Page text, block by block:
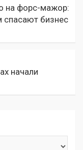
на форс-мажор:
спасают бизнес
начали